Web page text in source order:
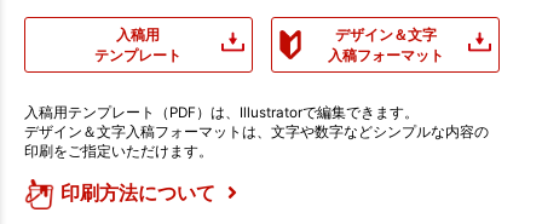
入稿用
テンプレート
デザイン＆文字
入稿フォーマット
入稿用テンプレート（PDF）は、Illustratorで編集できます。
デザイン＆文字入稿フォーマットは、文字や数字などシンプルな内容の
印刷をご指定いただけます。
印刷方法について